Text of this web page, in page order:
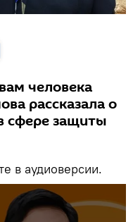
человека
рассказала о
сфере защиты
в аудиоверсии.